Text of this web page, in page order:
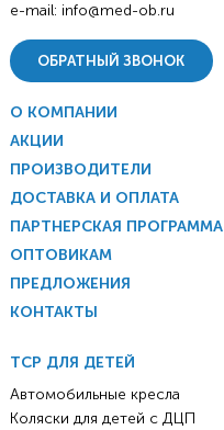
e-mail: info@med-ob.ru
ОБРАТНЫЙ ЗВОНОК
О КОМПАНИИ
АКЦИИ
ПРОИЗВОДИТЕЛИ
ДОСТАВКА И ОПЛАТА
ПАРТНЕРСКАЯ ПРОГРАММА
ОПТОВИКАМ
ПРЕДЛОЖЕНИЯ
КОНТАКТЫ
ТСР ДЛЯ ДЕТЕЙ
Автомобильные кресла
Коляски для детей с ДЦП